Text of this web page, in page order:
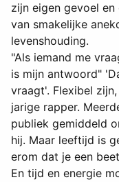
zijn eigen gevoel
van smakelijke
levenshouding.
"Als iemand me
is mijn antwoord"
vraagt'. Flexibel
jarige rapper.
publiek gemiddeld
hij. Maar leeftijd is
erom dat je een
En tijd en energie